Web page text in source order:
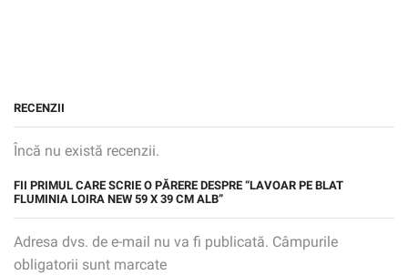
RECENZII
Încă nu există recenzii.
FII PRIMUL CARE SCRIE O PĂRERE DESPRE “LAVOAR PE BLAT
FLUMINIA LOIRA NEW 59 X 39 CM ALB”
Adresa dvs. de e-mail nu va fi publicată. Câmpurile
obligatorii sunt marcate